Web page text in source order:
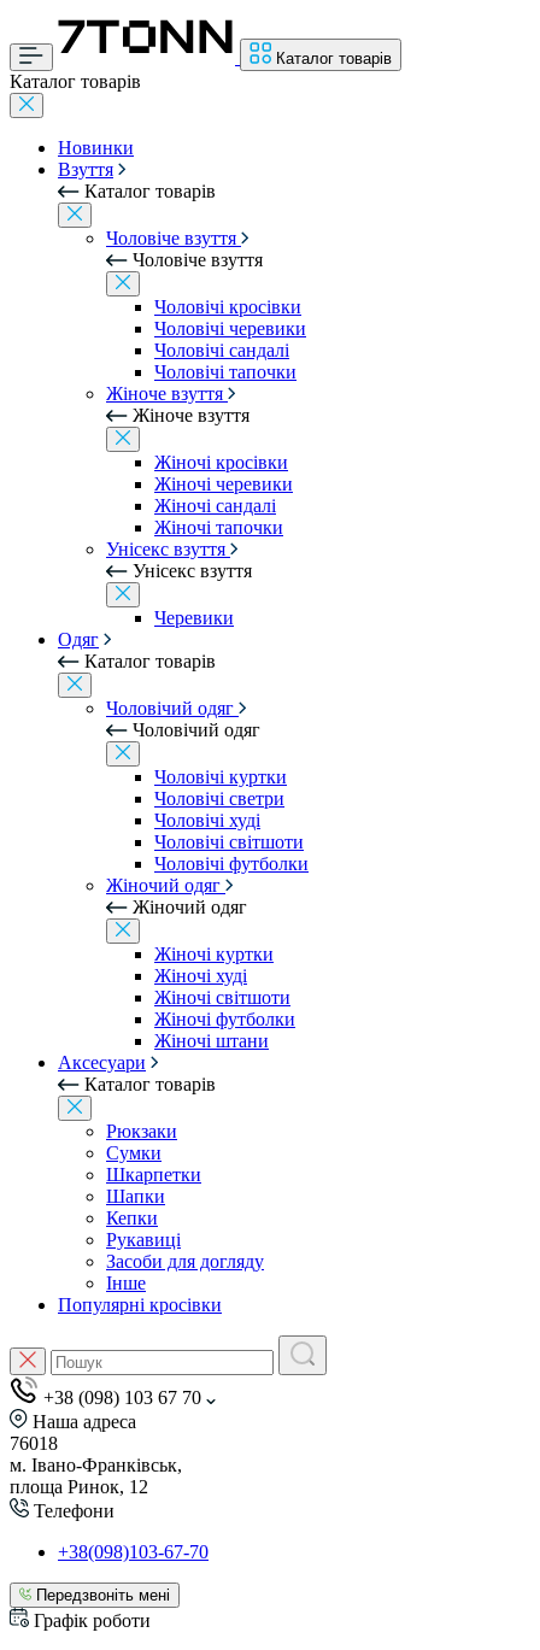
Каталог товарів
Каталог товарів
Новинки
Взуття
Каталог товарів
Чоловіче взуття
Чоловіче взуття
Чоловічі кросівки
Чоловічі черевики
Чоловічі сандалі
Чоловічі тапочки
Жіноче взуття
Жіноче взуття
Жіночі кросівки
Жіночі черевики
Жіночі сандалі
Жіночі тапочки
Унісекс взуття
Унісекс взуття
Черевики
Одяг
Каталог товарів
Чоловічий одяг
Чоловічий одяг
Чоловічі куртки
Чоловічі светри
Чоловічі худі
Чоловічі світшоти
Чоловічі футболки
Жіночий одяг
Жіночий одяг
Жіночі куртки
Жіночі худі
Жіночі світшоти
Жіночі футболки
Жіночі штани
Аксесуари
Каталог товарів
Рюкзаки
Сумки
Шкарпетки
Шапки
Кепки
Рукавиці
Засоби для догляду
Інше
Популярні кросівки
+38 (098) 103 67 70
Наша адреса
76018
м. Івано-Франківськ,
площа Ринок, 12
Телефони
+38(098)103-67-70
Передзвоніть мені
Графік роботи